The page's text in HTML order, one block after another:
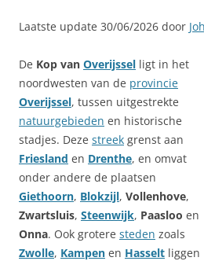
Laatste update 30/06/2026 door
De Kop van Overijssel ligt in het
noordwesten van de provincie
Overijssel, tussen uitgestrekte
natuurgebieden en historische
stadjes. Deze streek grenst aan
Friesland en Drenthe, en omvat
onder andere de plaatsen
Giethoorn, Blokzijl, Vollenhove,
Zwartsluis, Steenwijk, Paasloo en
Onna. Ook grotere steden zoals
Zwolle, Kampen en Hasselt liggen